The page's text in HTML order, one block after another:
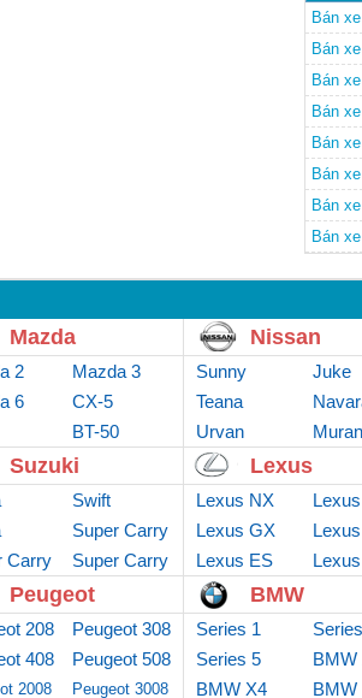
Bán
Bán
Bán
Bán
Bán
Bán
Bán
Bán
Mazda
2
Mazda 3
6
CX-5
BT-50
Nissan
Sunny
Juke
Teana
Urvan
Suzuki
Swift
Super Carry
Van
Carry
Super Carry
Pro
Lexus
Lexus NX
Lexus GX
Lexus ES
Peugeot
208
Peugeot 308
408
Peugeot 508
2008 Peugeot 3008
BMW
Series 1
Series 5
BMW
BMW X4
BMW